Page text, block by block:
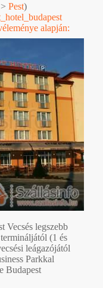
> Pest)
alapján:
Vecsés legszebb
(1 és
leágazójától
Parkkal
Budapest